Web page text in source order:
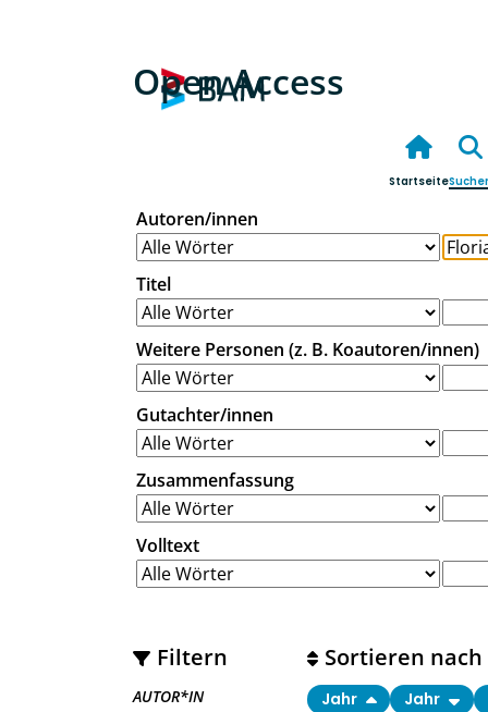
Open Access
Startseite
Autoren/innen
Titel
Weitere Personen (z. B. Koautoren/innen)
Gutachter/innen
Zusammenfassung
Volltext
Filtern
AUTOR*IN
Sortieren nach
Jahr Jahr